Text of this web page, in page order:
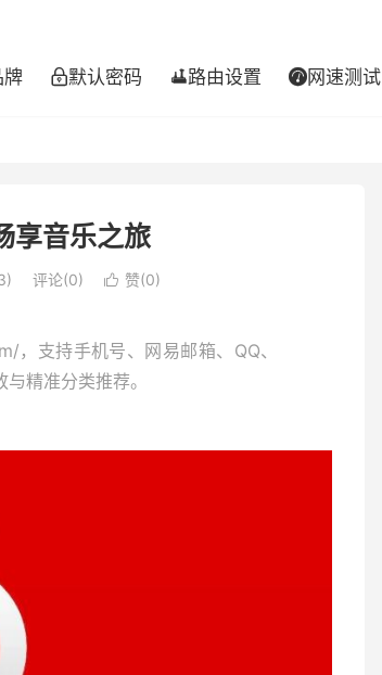
牌 默认密码 路由设置 网速测试
享音乐之旅
评论(0)  赞(0)
支持手机号、网易邮箱、QQ、
精准分类推荐。